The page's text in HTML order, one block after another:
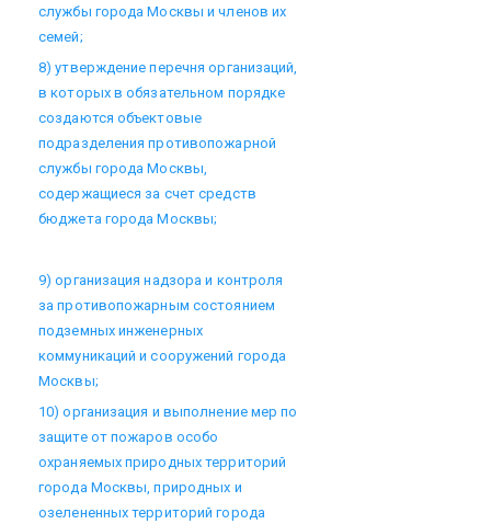
службы города Москвы и членов их
семей;
8) утверждение перечня организаций,
в которых в обязательном порядке
создаются объектовые
подразделения противопожарной
службы города Москвы,
содержащиеся за счет средств
бюджета города Москвы;
9) организация надзора и контроля
за противопожарным состоянием
подземных инженерных
коммуникаций и сооружений города
Москвы;
10) организация и выполнение мер по
защите от пожаров особо
охраняемых природных территорий
города Москвы, природных и
озелененных территорий города